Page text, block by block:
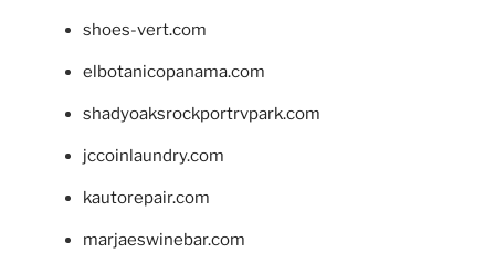
shoes-vert.com
elbotanicopanama.com
shadyoaksrockportrvpark.com
jccoinlaundry.com
kautorepair.com
marjaeswinebar.com